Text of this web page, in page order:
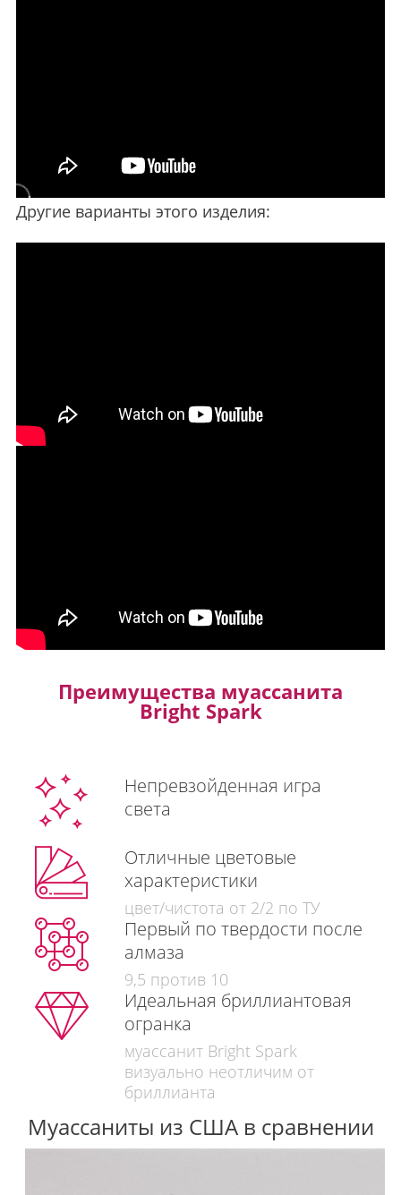
Другие варианты этого изделия:
Преимущества муассанита
Bright Spark
Непревзойденная игра
света
Отличные цветовые
характеристики
цвет/чистота от 2/2 по ТУ
Первый по твердости после
алмаза
9,5 против 10
Идеальная бриллиантовая
огранка
муассанит Bright Spark
визуально неотличим от
бриллианта
Муассаниты из США в сравнении